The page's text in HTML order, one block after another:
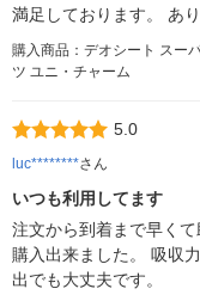
満足しております。 あ
購入商品：デオシート スー
ツ ユニ・チャーム
5.0
luc********さん
いつも利用してます
注文から到着まで早く
購入出来ました。 吸収
出でも大丈夫です。